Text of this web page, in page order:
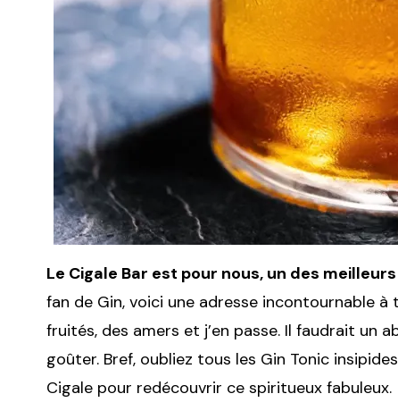
Le Cigale Bar est pour nous, un des
fan de Gin, voici une adresse incontournable à
fruités, des amers et j’en passe. Il faudrait un
goûter. Bref, oubliez tous les Gin Tonic
Cigale pour redécouvrir ce spiritueux fabuleux.